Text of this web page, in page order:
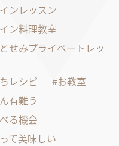
ンレッスン
ン料理教室
せみプライベートレッ
レシピ
お教室
有難う
る機会
て美味しい